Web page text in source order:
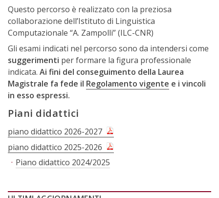
Questo percorso è realizzato con la preziosa
collaborazione dell’Istituto di Linguistica
Computazionale “A. Zampolli” (ILC-CNR)
Gli esami indicati nel percorso sono da intendersi come
suggerimenti per formare la figura professionale
indicata. Ai fini del conseguimento della Laurea
Magistrale fa fede il Regolamento vigente e i vincoli
in esso espressi.
Piani didattici
piano didattico 2026-2027
piano didattico 2025-2026
Piano didattico 2024/2025